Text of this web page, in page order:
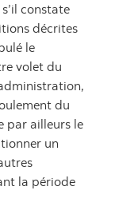
constate
décrites
le
volet du
du
par ailleurs le
un
la période